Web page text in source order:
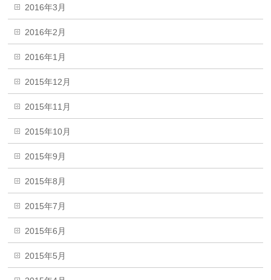
2016年3月
2016年2月
2016年1月
2015年12月
2015年11月
2015年10月
2015年9月
2015年8月
2015年7月
2015年6月
2015年5月